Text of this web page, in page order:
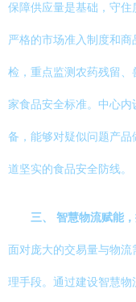
保障供应量是基础，守
严格的市场准入制度和
检，重点监测农药残留
家食品安全标准。中心
备，能够对疑似问题产
道坚实的食品安全防线。
三、 智慧物流赋能
面对庞大的交易量与物
理手段。通过建设智慧物